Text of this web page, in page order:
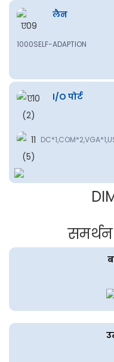
लैन
1000SELF-ADAPTION
I/O पोर्ट